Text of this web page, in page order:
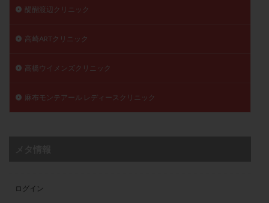
醍醐渡辺クリニック
高崎ARTクリニック
高橋ウイメンズクリニック
麻布モンテアール レディースクリニック
ログイン